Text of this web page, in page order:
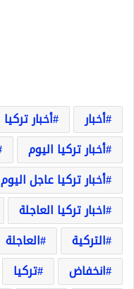
أخبار أخبار تركيا
أخبار تركيا اليوم
أخبار تركيا عاجل اليوم
اخبار تركيا العاجلة
التركية
العاجلة
انخفاض
تركيا